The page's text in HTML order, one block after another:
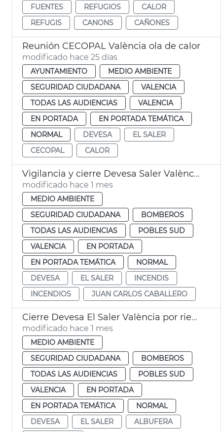
FUENTES
REFUGIOS
CALOR
REFUGIS
CANONS CAÑONES
Reunión CECOPAL València ola de calor
modificado hace 25 días
AYUNTAMIENTO
MEDIO AMBIENTE
SEGURIDAD CIUDADANA
VALENCIA
TODAS LAS AUDIENCIAS
VALENCIA
EN PORTADA
EN PORTADA TEMÁTICA
NORMAL
DEVESA
EL SALER
CECOPAL
CALOR
Vigilancia y cierre Devesa Saler València por calor
modificado hace 1 mes
MEDIO AMBIENTE
SEGURIDAD CIUDADANA
BOMBEROS
TODAS LAS AUDIENCIAS
POBLES SUD
VALENCIA
EN PORTADA
EN PORTADA TEMÁTICA
NORMAL
DEVESA
EL SALER
INCENDIS
INCENDIOS
JUAN CARLOS CABALLERO
Cierre Devesa El Saler València por riesgo incendios
modificado hace 1 mes
MEDIO AMBIENTE
SEGURIDAD CIUDADANA
BOMBEROS
TODAS LAS AUDIENCIAS
POBLES SUD
VALENCIA
EN PORTADA
EN PORTADA TEMÁTICA
NORMAL
DEVESA
EL SALER
ALBUFERA